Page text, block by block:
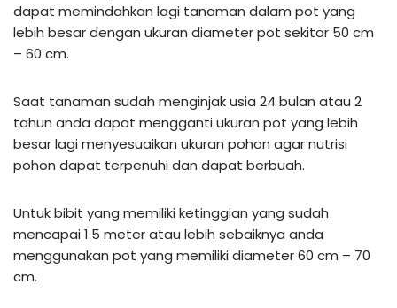
dapat memindahkan lagi tanaman dalam pot yang
lebih besar dengan ukuran diameter pot sekitar 50 cm
– 60 cm.
Saat tanaman sudah menginjak usia 24 bulan atau 2
tahun anda dapat mengganti ukuran pot yang lebih
besar lagi menyesuaikan ukuran pohon agar nutrisi
pohon dapat terpenuhi dan dapat berbuah.
Untuk bibit yang memiliki ketinggian yang sudah
mencapai 1.5 meter atau lebih sebaiknya anda
menggunakan pot yang memiliki diameter 60 cm – 70
cm.